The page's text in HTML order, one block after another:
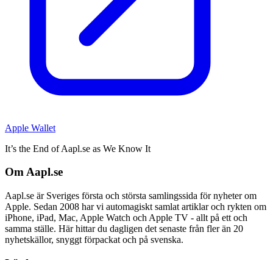
Apple Wallet
It’s the End of Aapl.se as We Know It
Om Aapl.se
Aapl.se är Sveriges första och största samlingssida för nyheter om
Apple. Sedan 2008 har vi automagiskt samlat artiklar och rykten om
iPhone, iPad, Mac, Apple Watch och Apple TV - allt på ett och
samma ställe. Här hittar du dagligen det senaste från fler än 20
nyhetskällor, snyggt förpackat och på svenska.